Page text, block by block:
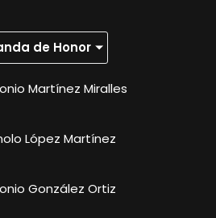
de Honor
Martínez Miralles
López Martínez
González Ortiz